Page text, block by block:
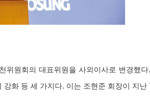
원회의 대표위원을 사외이사로 변경했다.
화 등 세 가지다. 이는 조현준 회장이 지난